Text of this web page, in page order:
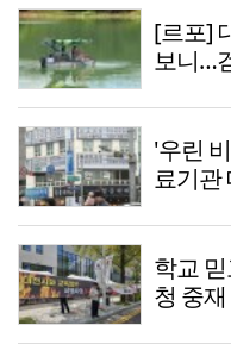
[르포]
보니…
'우린
료기관
학교
청 중